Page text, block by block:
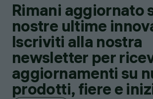
Rimani aggiornato
nostre ultime
Iscriviti alla nostra
newsletter per
aggiornamenti su
prodotti, fiere e